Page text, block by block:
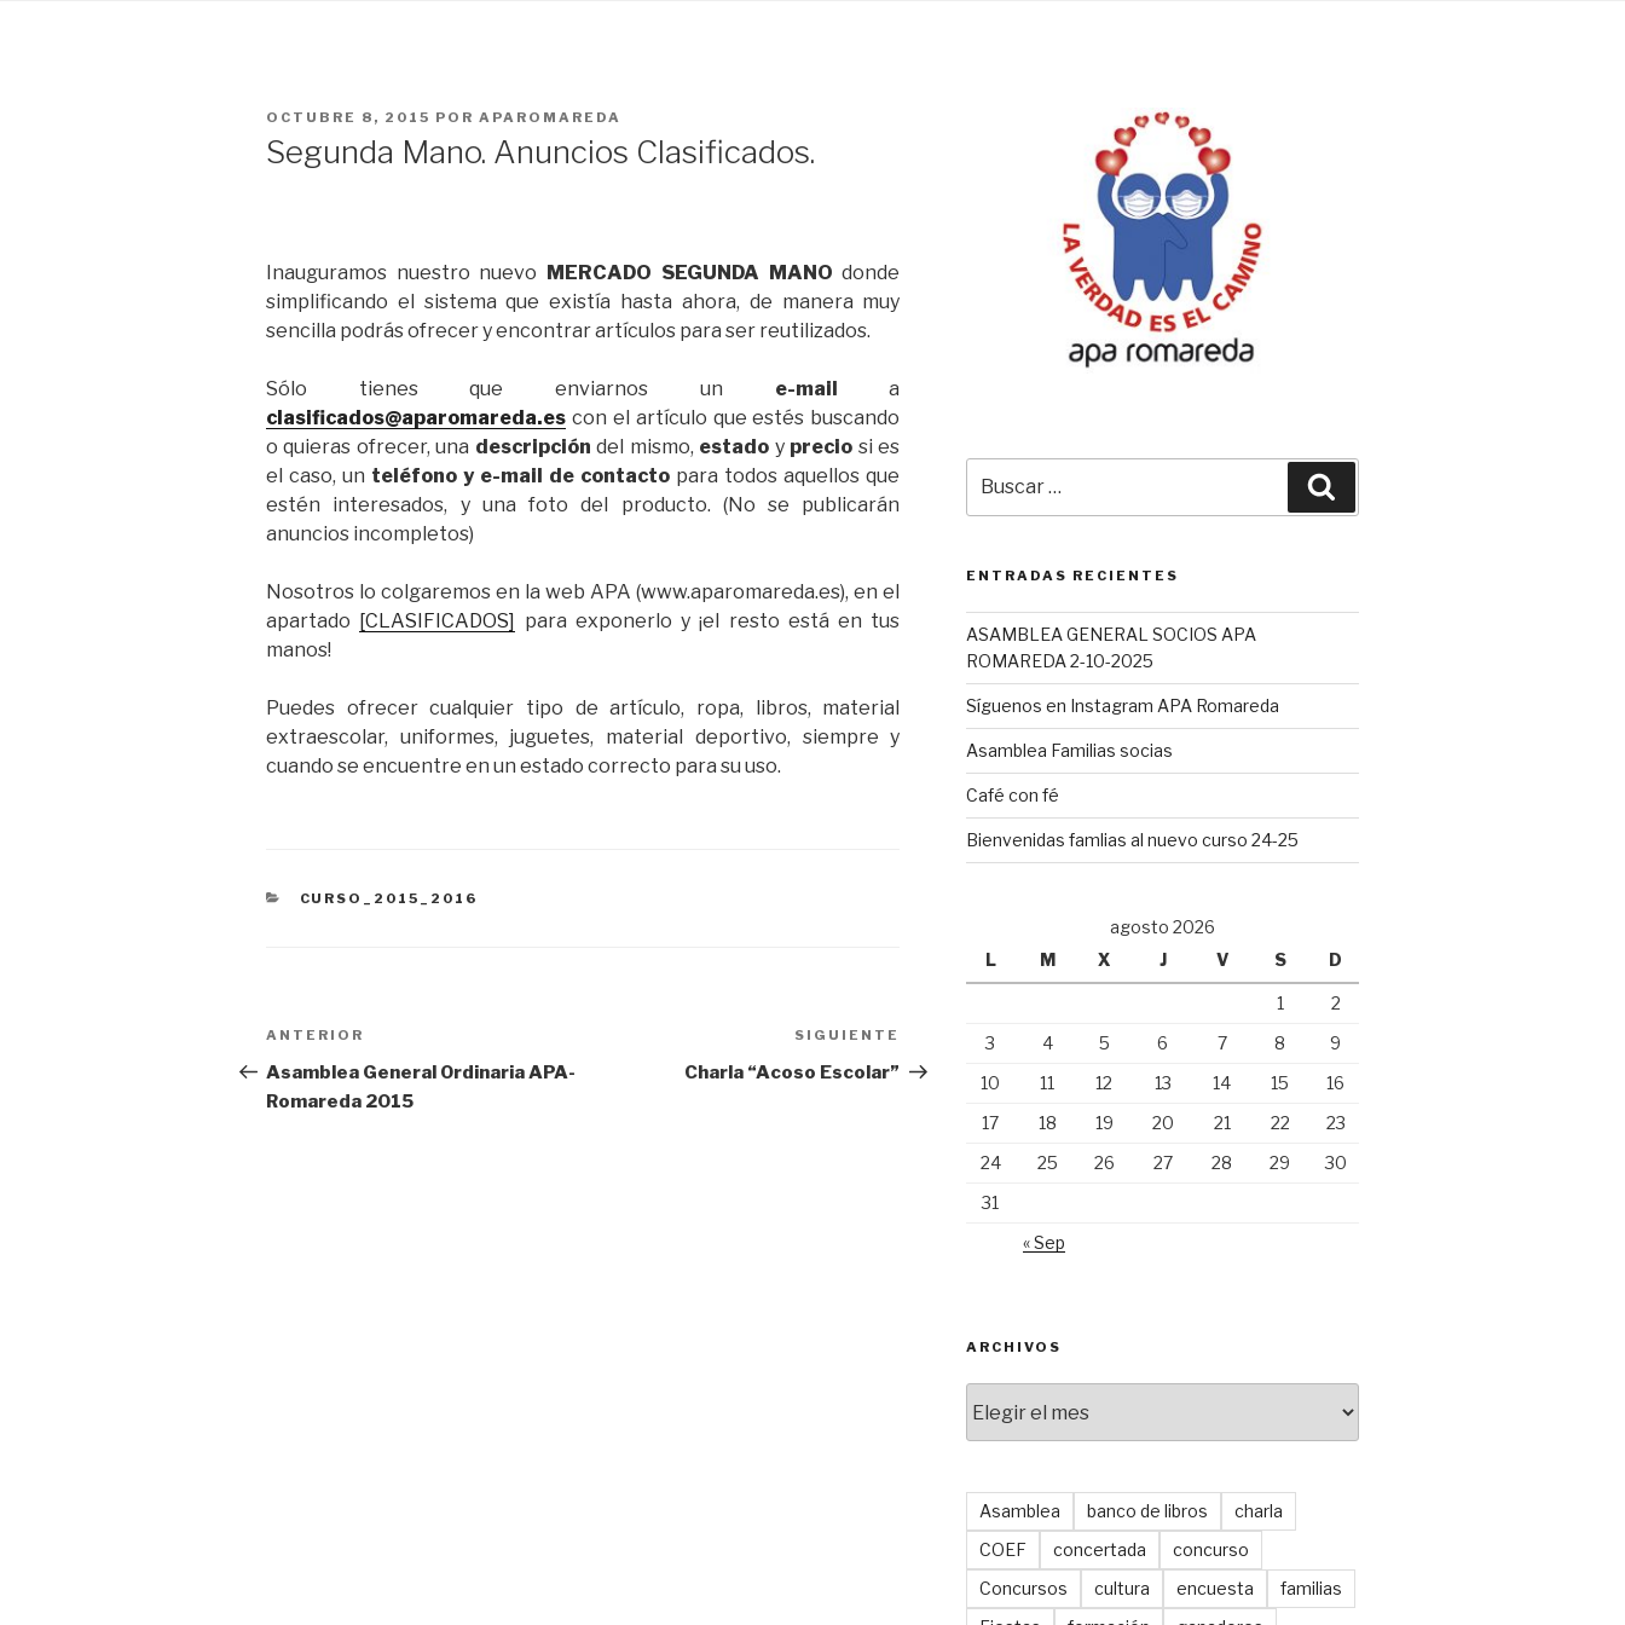
PUBLICADO
OCTUBRE 8, 2015 POR APAROMAREDA
Segunda Mano. Anuncios Clasificados.
Inauguramos nuestro nuevo MERCADO SEGUNDA MANO donde
simplificando el sistema que existía hasta ahora, de manera muy
sencilla podrás ofrecer y encontrar artículos para ser reutilizados.
Sólo tienes que enviarnos un e-mail
a
clasificados@aparomareda.es con el artículo que estés buscando
o quieras ofrecer, una descripción del mismo, estado y precio si es
el caso, un teléfono y e-mail de contacto para todos aquellos que
estén interesados, y una foto del producto. (No se publicarán
anuncios incompletos)
Nosotros lo colgaremos en la web APA (www.aparomareda.es), en el
apartado [CLASIFICADOS]
para exponerlo y ¡el resto está en tus
manos!
Puedes ofrecer cualquier tipo de artículo, ropa, libros, material
extraescolar, uniformes, juguetes, material deportivo, siempre y
cuando se encuentre en un estado correcto para su uso.
CATEGORÍAS
CURSO_2015_2016
Navegación
de
entradas
Entrada
anterior:
ANTERIOR
Asamblea General Ordinaria APA-
Romareda 2015
Siguiente
entrada
SIGUIENTE
Charla “Acoso Escolar”
por:
ENTRADAS RECIENTES
ASAMBLEA GENERAL SOCIOS APA
ROMAREDA 2-10-2025
Síguenos en Instagram APA Romareda
Asamblea Familias socias
Café con fé
Bienvenidas famlias al nuevo curso 24-25
agosto 2026
L
M X J V S D
1
2
3
4 5 6 7 8
9
10
11 12 13 14 15
16
17
18 19 20 21 22
23
24
25 26 27 28 29
30
31
« Sep
ARCHIVOS
Asamblea banco de libros
charla
COEF
concertada
concurso
Concursos
cultura encuesta
familias